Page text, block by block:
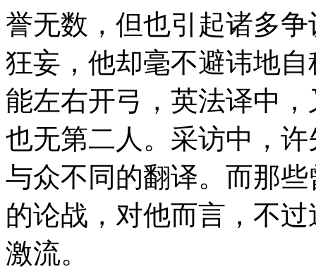
誉无数，但也引起诸多
狂妄，他却毫不避讳地
能左右开弓，英法译中
也无第二人。采访中，
与众不同的翻译。而那
的论战，对他而言，不
激流。